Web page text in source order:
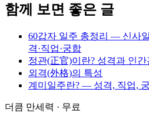
함께 보면 좋은 글
60갑자 일주 총정리 — 신사
격·직업·궁합
정관(正官)이란? 성격과 인간
외격(外格)의 특성
계미일주란? — 성격, 직업,
더큼 만세력 · 무료